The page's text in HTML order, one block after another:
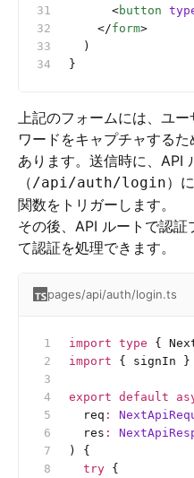
      <
button
    </
form>
  )
}
上記のフォームには、ユ
ワードをキャプチャする
あります。送信時に、API
（/api/auth/login）
関数をトリガーします。
その後、API ルートで認
て認証を処理できます。
pages/api/auth/login.ts
import type {
import { signIn }
export default
  req
:
  res
:
) {
  try
{